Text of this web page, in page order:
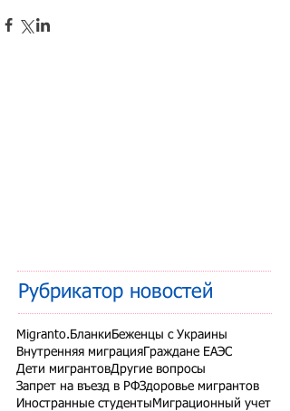
Рубрикатор новостей
Migranto.Бланки Беженцы с Украины
Внутренняя миграция Граждане ЕАЭС
Дети мигрантовДругие вопросы
Запрет на въезд в РФЗдоровье мигрантов
Иностранные студенты Миграционный учет